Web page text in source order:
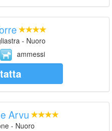
- Nuoro
ammessi
Arvu
- Nuoro